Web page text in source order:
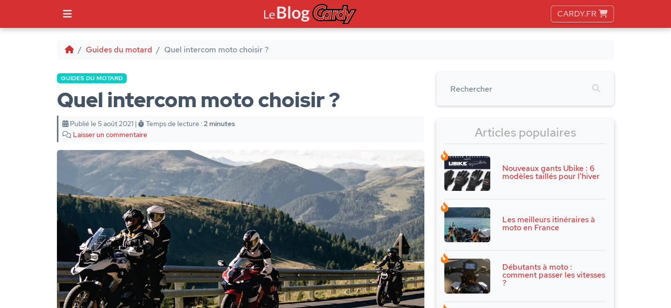
CARDY.FR
Guides du motard Quel intercom moto choisir ?
GUIDES DU MOTARD
Quel intercom moto choisir ?
Publié le 5 août 2021 | Temps de lecture :2 minutes
Laisser un commentaire
Articles populaires
Nouveaux gants Ubike : 6
modèles taillés pour l'hiver
Les meilleurs itinéraires à
moto en France
Débutants à moto :
comment passer les vitesses
?